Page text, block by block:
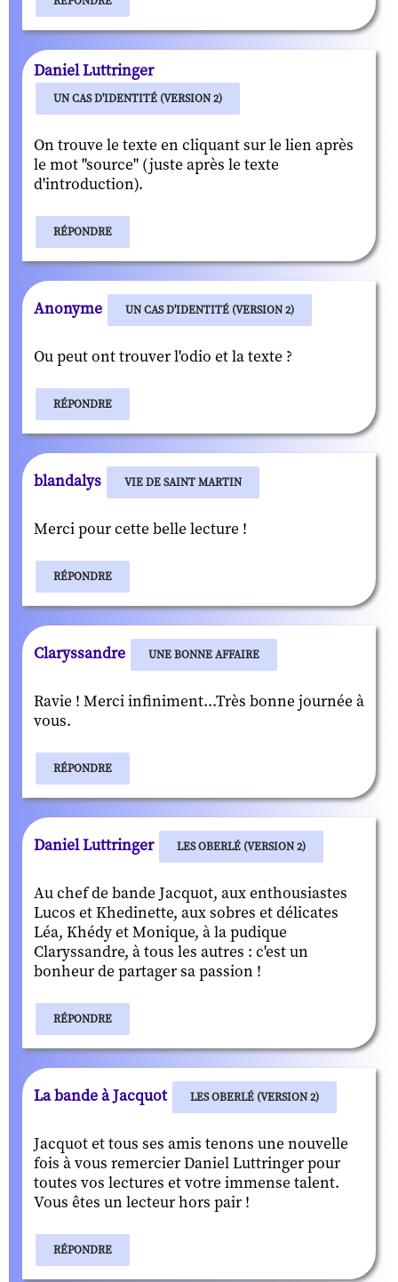
Daniel Luttringer
UN CAS D'IDENTITÉ (VERSION 2)
On trouve le texte en cliquant sur le lien après
le mot "source" (juste après le texte
d'introduction).
RÉPONDRE
Anonyme UN CAS D'IDENTITÉ (VERSION 2)
Ou peut ont trouver l'odio et la texte ?
RÉPONDRE
blandalys VIE DE SAINT MARTIN
Merci pour cette belle lecture !
RÉPONDRE
Claryssandre UNE BONNE AFFAIRE
Ravie ! Merci infiniment...Très bonne journée à
vous.
RÉPONDRE
Daniel Luttringer LES OBERLÉ (VERSION 2)
Au chef de bande Jacquot, aux enthousiastes
Lucos et Khedinette, aux sobres et délicates
Léa, Khédy et Monique, à la pudique
Claryssandre, à tous les autres : c'est un
bonheur de partager sa passion !
RÉPONDRE
La bande à Jacquot LES OBERLÉ (VERSION 2)
Jacquot et tous ses amis tenons une nouvelle
fois à vous remercier Daniel Luttringer pour
toutes vos lectures et votre immense talent.
Vous êtes un lecteur hors pair !
RÉPONDRE